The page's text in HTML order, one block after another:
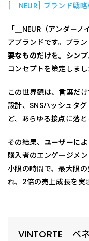
[＿NEUR] ブランド戦
「＿NEUR（アンダー
アブランドです。ブラン
要なものだけを。シンプ
コンセプトを策定しまし
この世界観は、言葉だ
設計、SNSハッシュタ
ど、あらゆる接点に落と
その結果、 ユーザーに
購入者のエンゲージメ
小限の時間で、最大限
れ、2倍の売上成長を実
VINTORTE｜ベ